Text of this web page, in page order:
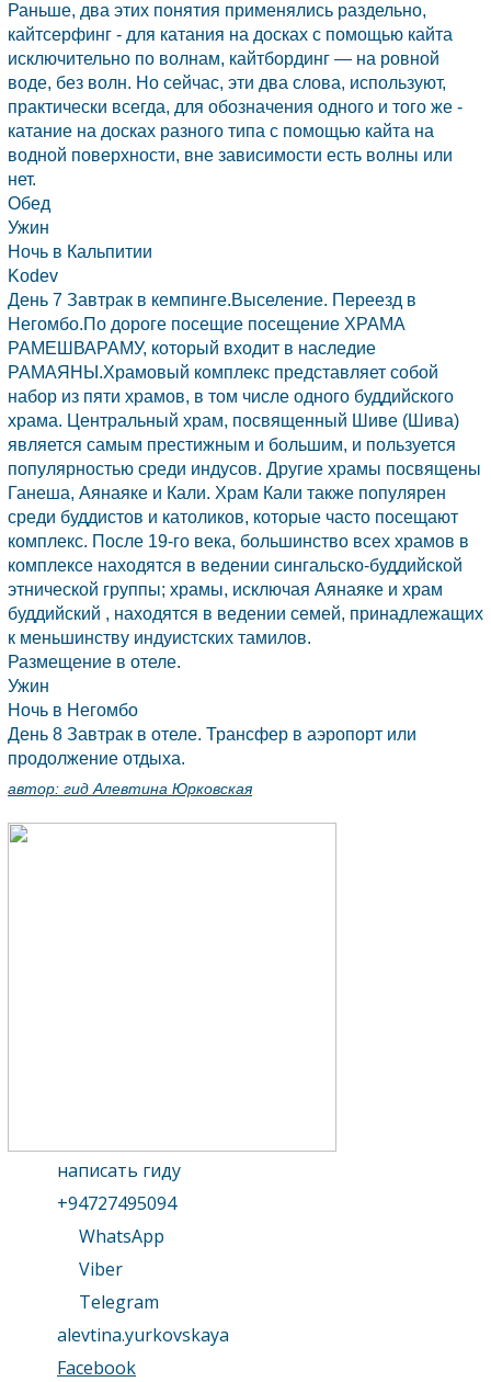
Раньше, два этих понятия применялись раздельно,
кайтсерфинг - для катания на досках с помощью кайта
исключительно по волнам, кайтбординг — на ровной
воде, без волн. Но сейчас, эти два слова, используют,
практически всегда, для обозначения одного и того же -
катание на досках разного типа с помощью кайта на
водной поверхности, вне зависимости есть волны или
нет.
Обед
Ужин
Ночь в Кальпитии
Kodev
День 7 Завтрак в кемпинге.Выселение. Переезд в
Негомбо.По дороге посещие посещение ХРАМА
РАМЕШВАРАМУ, который входит в наследие
РАМАЯНЫ.Храмовый комплекс представляет собой
набор из пяти храмов, в том числе одного буддийского
храма. Центральный храм, посвященный Шиве (Шива)
является самым престижным и большим, и пользуется
популярностью среди индусов. Другие храмы посвящены
Ганеша, Аянаяке и Кали. Храм Кали также популярен
среди буддистов и католиков, которые часто посещают
комплекс. После 19-го века, большинство всех храмов в
комплексе находятся в ведении сингальско-буддийской
этнической группы; храмы, исключая Аянаяке и храм
буддийский , находятся в ведении семей, принадлежащих
к меньшинству индуистских тамилов.
Размещение в отеле.
Ужин
Ночь в Негомбо
День 8 Завтрак в отеле. Трансфер в аэропорт или
продолжение отдыха.
автор: гид Алевтина Юрковская
написать гиду
+94727495094
WhatsApp
Viber
Telegram
alevtina.yurkovskaya
Facebook